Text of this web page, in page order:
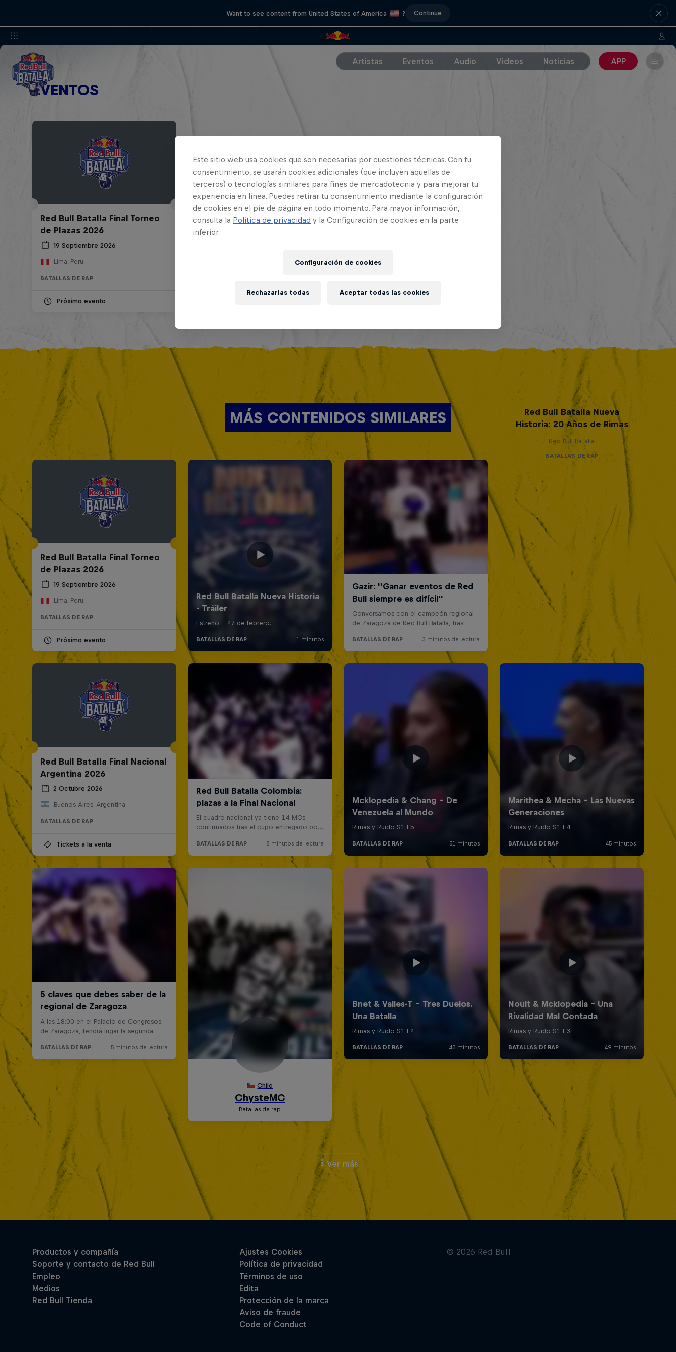
Want to see content from United States of America ? Continue
Artistas Eventos Audio Videos Noticias APP
EVENTOS
Red Bull Batalla Final Torneo
de Plazas 2026
19 Septiembre 2026
Lima, Peru
BATALLAS DE RAP
Próximo evento
MÁS CONTENIDOS SIMILARES
Red Bull Batalla Final Torneo
de Plazas 2026
19 Septiembre 2026
Lima, Peru
BATALLAS DE RAP
Próximo evento
Red Bull Batalla Nueva
Historia: 20 Años de Rimas
Red Bull Batalla
BATALLAS DE RAP
Red Bull Batalla Final Nacional
Argentina 2026
2 Octubre 2026
Buenos Aires, Argentina
BATALLAS DE RAP
Tickets a la venta
Ver más
Este sitio web usa cookies que son necesarias por cuestiones técnicas. Con tu
consentimiento, se usarán cookies adicionales (que incluyen aquellas de
terceros) o tecnologías similares para fines de mercadotecnia y para mejorar tu
experiencia en línea. Puedes retirar tu consentimiento mediante la configuración
de cookies en el pie de página en todo momento. Para mayor información,
consulta la Política de privacidad y la Configuración de cookies en la parte
inferior.
Configuración de cookies
Rechazarlas todas Aceptar todas las cookies